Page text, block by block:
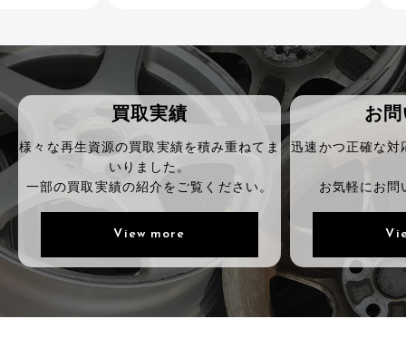
買取実績
様々な再生資源の買取実績を積み重ねてま
いりました。
一部の買取実績の紹介をご覧ください。
View more
お
迅速かつ正確な対
お気軽にお問